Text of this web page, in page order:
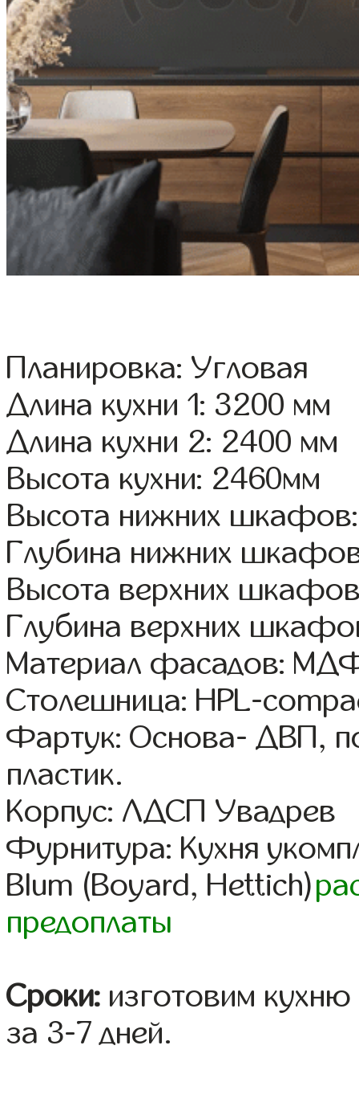
Планировка: Угловая
Длина кухни 1: 3200 мм
Длина кухни 2: 2400 мм
Высота кухни: 2460мм
Высота нижних
Глубина нижних
Высота верхних
Глубина верхних
Материал фасадов:
Столешница: HPL-
Фартук: Основа- ДВП,
пластик.
Корпус: ЛДСП Увадрев
Фурнитура: Кухня
Blum (Boyard, Hettich)
предоплаты
Сроки: изготовим
за 3-7 дней.